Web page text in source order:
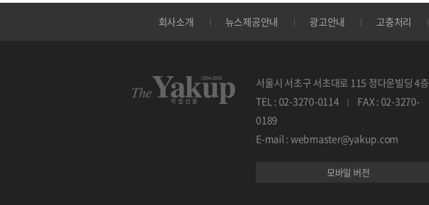
회사소개 뉴스제공안내 광고안내 고충처리
서울시 서초구 서초대로 115 정다운빌딩 4층
TEL : 02-3270-0114
FAX : 02-3270-
0189
E-mail : webmaster@yakup.com
모바일 버전